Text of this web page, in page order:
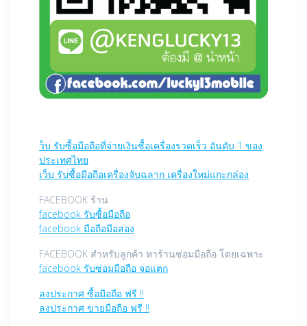
ว็บ รับซื้อมือถือที่จ่ายเงินซื้อเครื่องรวดเร็ว อันดับ 1 ของ
ประเทศไทย
เว็บ รับซื้อมือถือเครื่องจับฉลาก เครื่องใหม่แกะกล่อง
FACEBOOK ร้าน
facebook รับซื้อมือถือ
facebook มือถือมือสอง
FACEBOOK สำหรับลูกค้า หาร้านซ่อมมือถือ โดยเฉพาะ
facebook รับซ่อมมือถือ จอแตก
ลงประกาศ ซื้อมือถือ ฟรี !!
ลงประกาศ ขายมือถือ ฟรี !!